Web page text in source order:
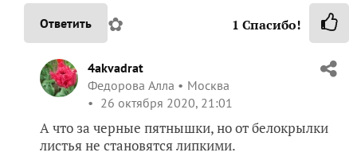
Ответить ✿ 1 Спасибо!
4akvadrat
Федорова Алла
Москва
26 октября 2020, 21:01
А что за черные пятнышки, но от белокрылки
листья не становятся липкими.